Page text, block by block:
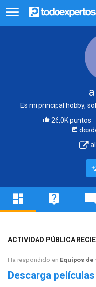
Es mi principal hobby,
26,0K puntos
ACTIVIDAD PÚBLICA
Ha respondido en Equipos de
Descarga películas